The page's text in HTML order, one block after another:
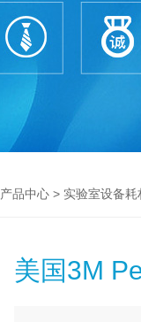
产品中心> 实验室设备耗
美国3M